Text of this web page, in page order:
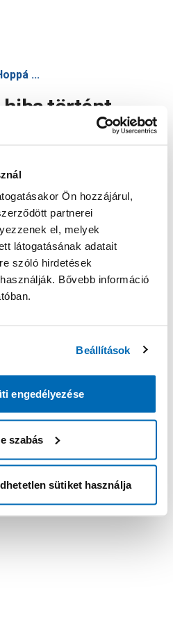
Ön hozzájárul,
partnerei
el, melyek
látogatásának adatait
szóló hirdetések
Bővebb információ
Beállítások
engedélyezése
szabás
sütiket használja
...
hiba történt
újratöltése